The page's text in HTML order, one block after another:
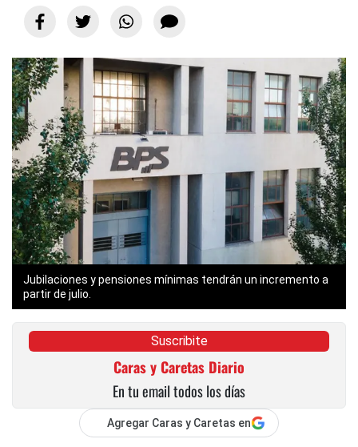
Jubilaciones y pensiones mínimas tendrán un incremento a
partir de julio.
Suscribite
Caras y Caretas Diario
En tu email todos los días
Agregar Caras y Caretas en